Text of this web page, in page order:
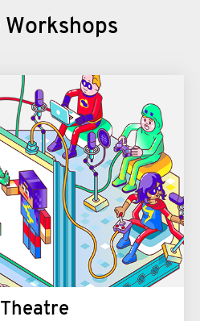
Workshops